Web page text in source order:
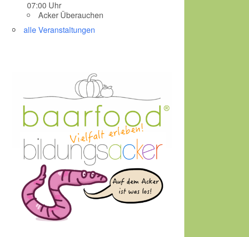
07:00 Uhr
Acker Überauchen
alle Veranstaltungen